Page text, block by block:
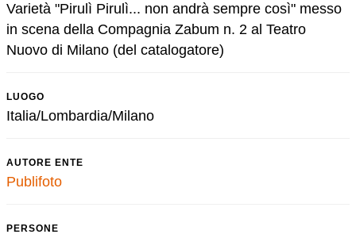
Varietà "Pirulì Pirulì... non andrà sempre così" messo
in scena della Compagnia Zabum n. 2 al Teatro
Nuovo di Milano (del catalogatore)
LUOGO
Italia/Lombardia/Milano
AUTORE ENTE
Publifoto
PERSONE